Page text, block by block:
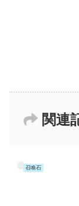
関連
召喚石